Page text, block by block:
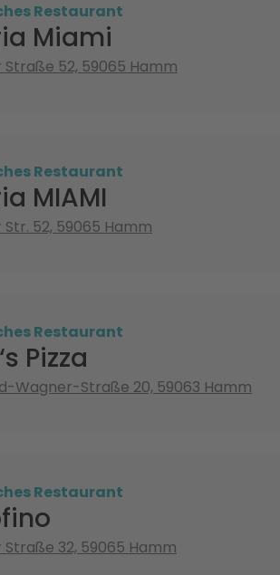
Restaurant
Miami
Straße 52, 59065 Hamm
Restaurant
MIAMI
52, 59065 Hamm
Restaurant
Pizza
Wagner-Straße 20, 59063 Hamm
Restaurant
32, 59065 Hamm